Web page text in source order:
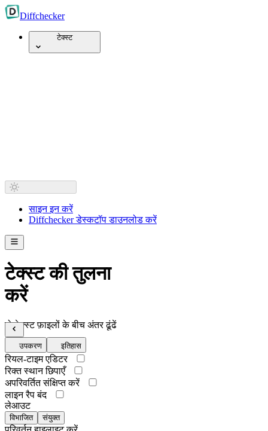
Diffchecker
टेक्स्ट
साइन इन करें
Diffchecker डेस्कटॉप डाउनलोड करें
टेक्स्ट की तुलना
करें
दो टेक्स्ट फ़ाइलों के बीच अंतर ढूंढें
उपकरण इतिहास
रियल-टाइम एडिटर
रिक्त स्थान छिपाएँ
अपरिवर्तित संक्षिप्त करें
लाइन रैप बंद
लेआउट
विभाजित संयुक्त